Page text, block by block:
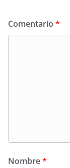
Comentario *
Nombre*